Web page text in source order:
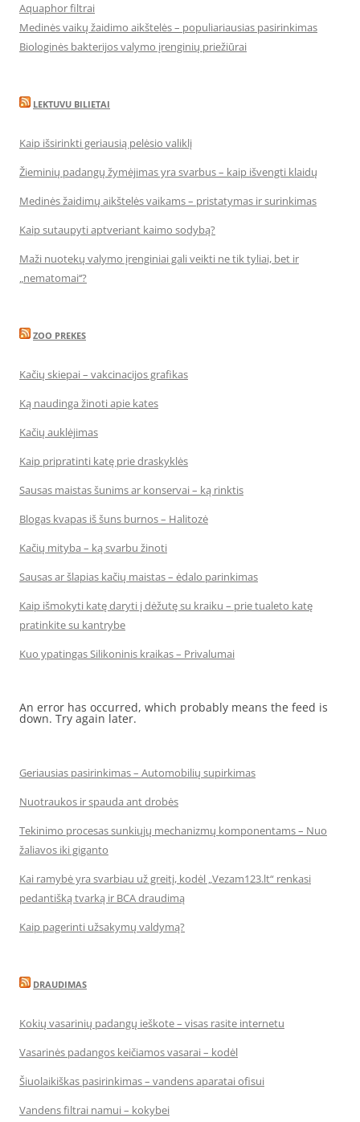
Aquaphor filtrai
Medinės vaikų žaidimo aikštelės – populiariausias pasirinkimas
Biologinės bakterijos valymo įrenginių priežiūrai
LEKTUVU BILIETAI
Kaip išsirinkti geriausią pelėsio valiklį
Žieminių padangų žymėjimas yra svarbus – kaip išvengti klaidų
Medinės žaidimų aikštelės vaikams – pristatymas ir surinkimas
Kaip sutaupyti aptveriant kaimo sodybą?
Maži nuotekų valymo įrenginiai gali veikti ne tik tyliai, bet ir
„nematomai‘‘?
ZOO PREKES
Kačių skiepai – vakcinacijos grafikas
Ką naudinga žinoti apie kates
Kačių auklėjimas
Kaip pripratinti katę prie draskyklės
Sausas maistas šunims ar konservai – ką rinktis
Blogas kvapas iš šuns burnos – Halitozė
Kačių mityba – ką svarbu žinoti
Sausas ar šlapias kačių maistas – ėdalo parinkimas
Kaip išmokyti katę daryti į dėžutę su kraiku – prie tualeto katę
pratinkite su kantrybe
Kuo ypatingas Silikoninis kraikas – Privalumai
An error has occurred, which probably means the feed is
down. Try again later.
Geriausias pasirinkimas – Automobilių supirkimas
Nuotraukos ir spauda ant drobės
Tekinimo procesas sunkiųjų mechanizmų komponentams – Nuo
žaliavos iki giganto
Kai ramybė yra svarbiau už greitį, kodėl „Vezam123.lt“ renkasi
pedantišką tvarką ir BCA draudimą
Kaip pagerinti užsakymų valdymą?
DRAUDIMAS
Kokių vasarinių padangų ieškote – visas rasite internetu
Vasarinės padangos keičiamos vasarai – kodėl
Šiuolaikiškas pasirinkimas – vandens aparatai ofisui
Vandens filtrai namui – kokybei